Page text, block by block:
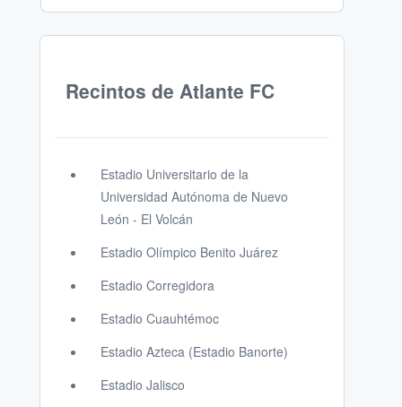
Recintos de Atlante FC
Estadio Universitario de la
Universidad Autónoma de Nuevo
León - El Volcán
Estadio Olímpico Benito Juárez
Estadio Corregidora
Estadio Cuauhtémoc
Estadio Azteca (Estadio Banorte)
Estadio Jalisco